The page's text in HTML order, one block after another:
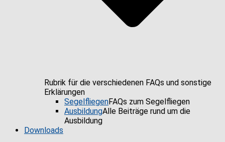
Rubrik für die verschiedenen FAQs und sonstige
Erklärungen
SegelfliegenFAQs zum Segelfliegen
AusbildungAlle Beiträge rund um die
Ausbildung
Downloads